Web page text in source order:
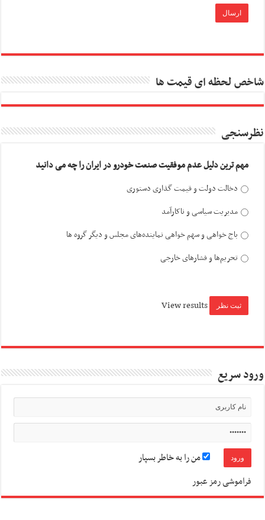
شاخص لحظه ای قیمت ها
نظرسنجی
مهم ترین دلیل عدم موفقیت صنعت خودرو در ایران را چه می دانید
دخالت دولت و قیمت گذاری دستوری
مدیریت سیاسی و ناکارآمد
باج خواهی و سهم خواهی نماینده‌های مجلس و دیگر گروه ها
تحریم‌ها و فشارهای خارجی
View results
ورود سریع
من را به خاطر بسپار
فراموشی رمز عبور